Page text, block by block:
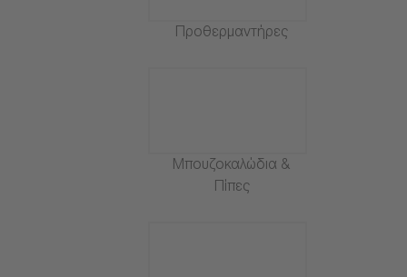
Προθερμαντήρες
Μπουζοκαλώδια &
Πίπες